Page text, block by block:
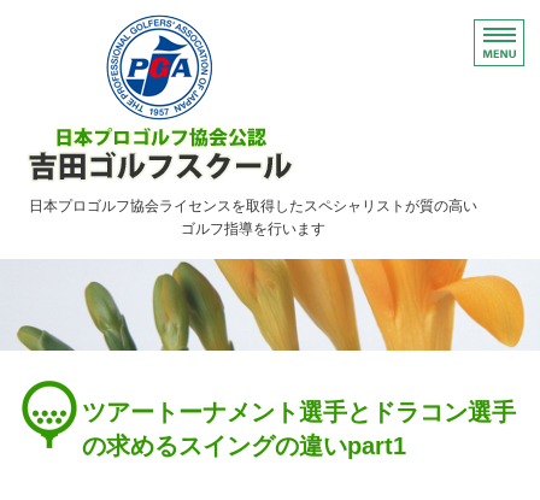
日本プロゴルフ協会ライセンスを取得したスペシャリストが質の高い
ゴルフ指導を行います
レッスンのご案内
ご予約について・FAQ
アクセス
ツアートーナメント選手とドラコン選手
の求めるスイングの違いpart1